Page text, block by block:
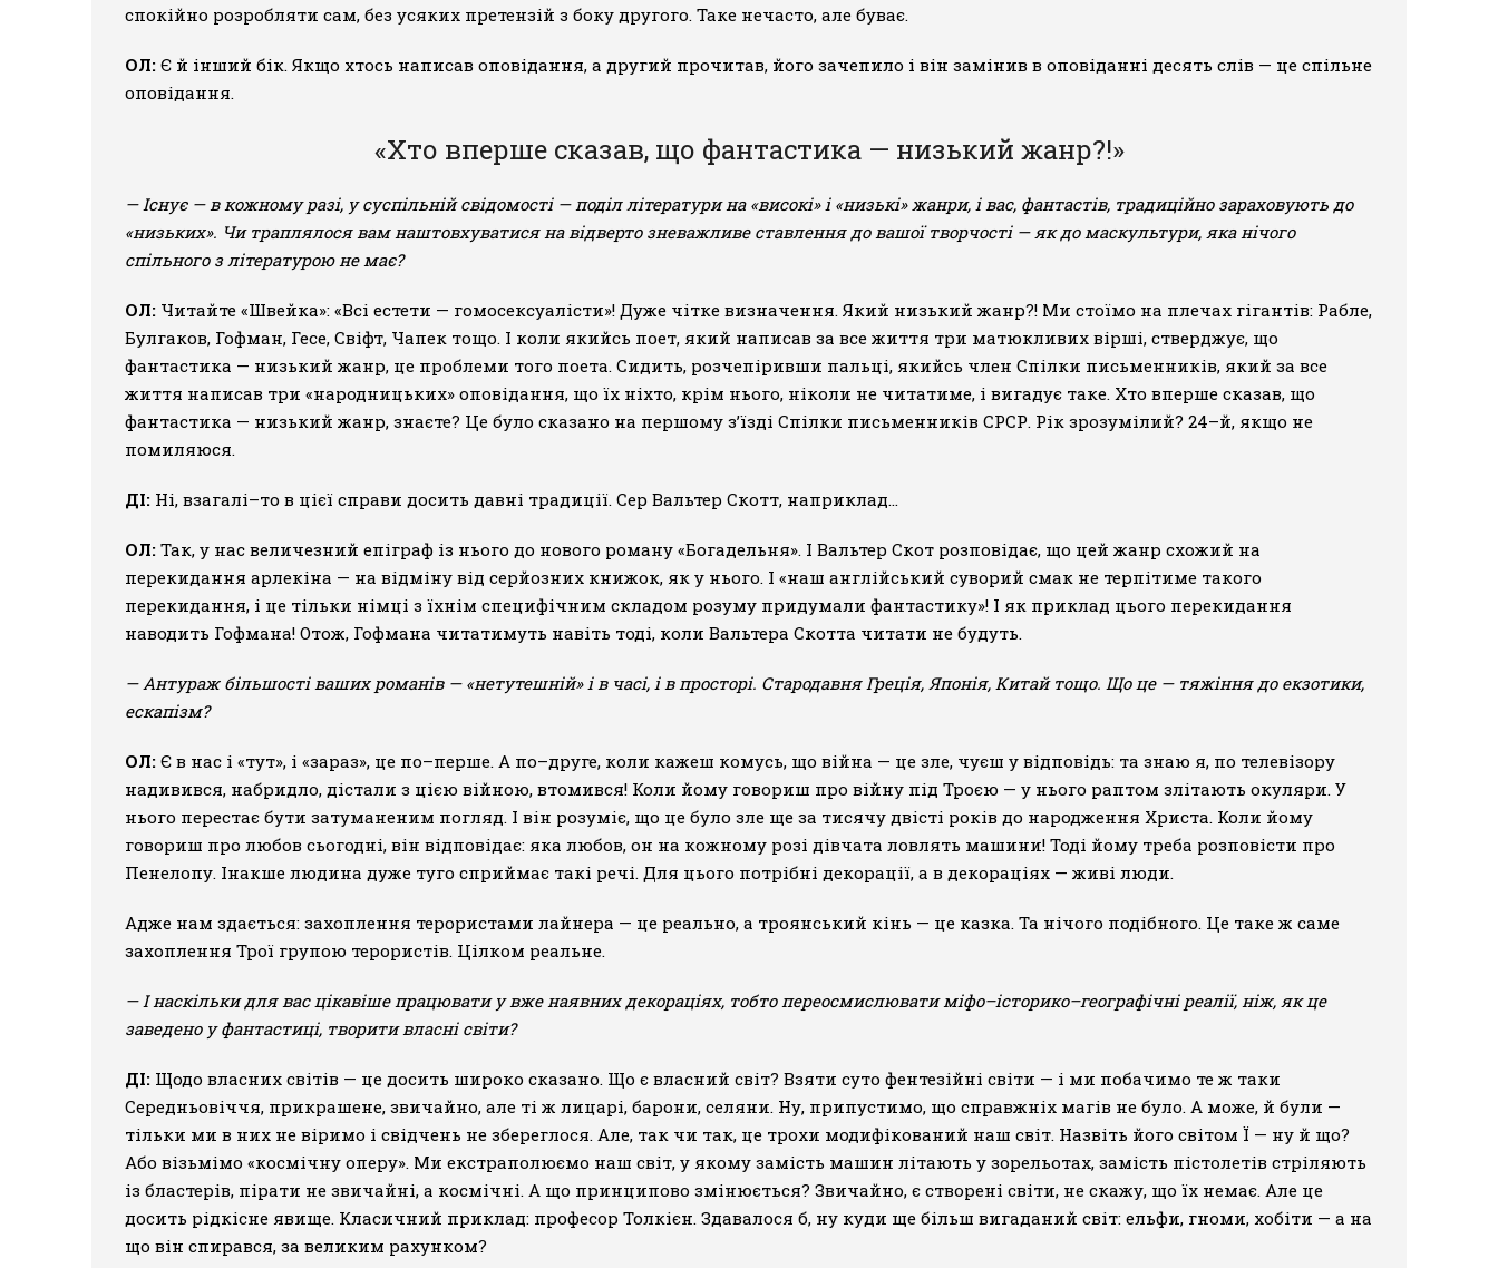
спокійно розробляти сам, без усяких претензій з боку другого. Таке нечасто, але буває.
ОЛ: Є й інший бік. Якщо хтось написав оповідання, а другий прочитав, його зачепило і він замінив в оповіданні десять слів — це спільне
оповідання.
«Хто вперше сказав, що фантастика — низький жанр?!»
— Існує — в кожному разі, у суспільній свідомості — поділ літератури на «високі» і «низькі» жанри, і вас, фантастів, традиційно зараховують до
«низьких». Чи траплялося вам наштовхуватися на відверто зневажливе ставлення до вашої творчості — як до маскультури, яка нічого
спільного з літературою не має?
ОЛ: Читайте «Швейка»: «Всі естети — гомосексуалісти»! Дуже чітке визначення. Який низький жанр?! Ми стоїмо на плечах гігантів: Рабле,
Булгаков, Гофман, Гесе, Свіфт, Чапек тощо. І коли якийсь поет, який написав за все життя три матюкливих вірші, стверджує, що
фантастика — низький жанр, це проблеми того поета. Сидить, розчепіривши пальці, якийсь член Спілки письменників, який за все
життя написав три «народницьких» оповідання, що їх ніхто, крім нього, ніколи не читатиме, і вигадує таке. Хто вперше сказав, що
фантастика — низький жанр, знаєте? Це було сказано на першому з’їзді Спілки письменників СРСР. Рік зрозумілий? 24–й, якщо не
помиляюся.
ДІ: Ні, взагалі–то в цієї справи досить давні традиції. Сер Вальтер Скотт, наприклад…
ОЛ: Так, у нас величезний епіграф із нього до нового роману «Богадельня». І Вальтер Скот розповідає, що цей жанр схожий на
перекидання арлекіна — на відміну від серйозних книжок, як у нього. І «наш англійський суворий смак не терпітиме такого
перекидання, і це тільки німці з їхнім специфічним складом розуму придумали фантастику»! І як приклад цього перекидання
наводить Гофмана! Отож, Гофмана читатимуть навіть тоді, коли Вальтера Скотта читати не будуть.
— Антураж більшості ваших романів — «нетутешній» і в часі, і в просторі. Стародавня Греція, Японія, Китай тощо. Що це — тяжіння до екзотики,
ескапізм?
ОЛ: Є в нас і «тут», і «зараз», це по–перше. А по–друге, коли кажеш комусь, що війна — це зле, чуєш у відповідь: та знаю я, по телевізору
надивився, набридло, дістали з цією війною, втомився! Коли йому говориш про війну під Троєю — у нього раптом злітають окуляри. У
нього перестає бути затуманеним погляд. І він розуміє, що це було зле ще за тисячу двісті років до народження Христа. Коли йому
говориш про любов сьогодні, він відповідає: яка любов, он на кожному розі дівчата ловлять машини! Тоді йому треба розповісти про
Пенелопу. Інакше людина дуже туго сприймає такі речі. Для цього потрібні декорації, а в декораціях — живі люди.
Адже нам здається: захоплення терористами лайнера — це реально, а троянський кінь — це казка. Та нічого подібного. Це таке ж саме
захоплення Трої групою терористів. Цілком реальне.
— І наскільки для вас цікавіше працювати у вже наявних декораціях, тобто переосмислювати міфо–історико–географічні реалії, ніж, як це
заведено у фантастиці, творити власні світи?
ДІ: Щодо власних світів — це досить широко сказано. Що є власний світ? Взяти суто фентезійні світи — і ми побачимо те ж таки
Середньовіччя, прикрашене, звичайно, але ті ж лицарі, барони, селяни. Ну, припустимо, що справжніх магів не було. А може, й були —
тільки ми в них не віримо і свідчень не збереглося. Але, так чи так, це трохи модифікований наш світ. Назвіть його світом Ї — ну й що?
Або візьмімо «космічну оперу». Ми екстраполюємо наш світ, у якому замість машин літають у зорельотах, замість пістолетів стріляють
із бластерів, пірати не звичайні, а космічні. А що принципово змінюється? Звичайно, є створені світи, не скажу, що їх немає. Але це
досить рідкісне явище. Класичний приклад: професор Толкієн. Здавалося б, ну куди ще більш вигаданий світ: ельфи, гноми, хобіти — а на
що він спирався, за великим рахунком?